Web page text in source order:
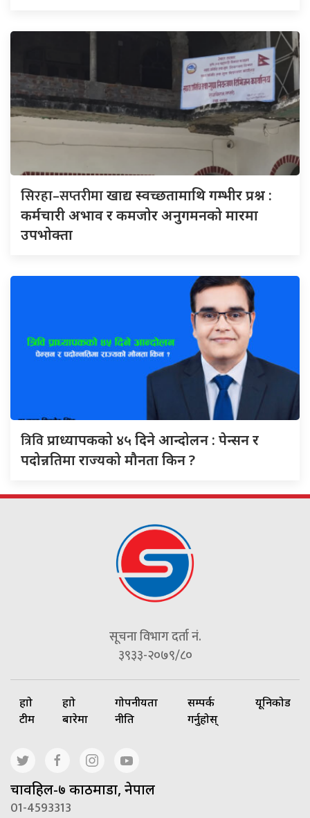
सिरहा–सप्तरीमाखाद्य स्वच्छतामाथि गम्भीर प्रश्न :
कर्मचारी अभाव र कमजोर अनुगमनको मारमा
उपभोक्ता
त्रिविप्राध्यापकको ४५ दिने आन्दोलन : पेन्सन र
पदोन्नतिमा राज्यको मौनता किन ?
सूचना विभाग दर्ता नं.
३९३३-२०७९/८०
हाम्रो
टीम
हाम्रो
बारेमा
गोपनीयता
नीति
सम्पर्क
गर्नुहोस्
यूनिकोड
चावहिल-७ काठमाडौं, नेपाल
01-4593313